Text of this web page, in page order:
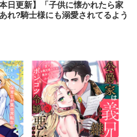
日更新】「子供に懐かれたら家
れ?騎士様にも溺愛されてるよう